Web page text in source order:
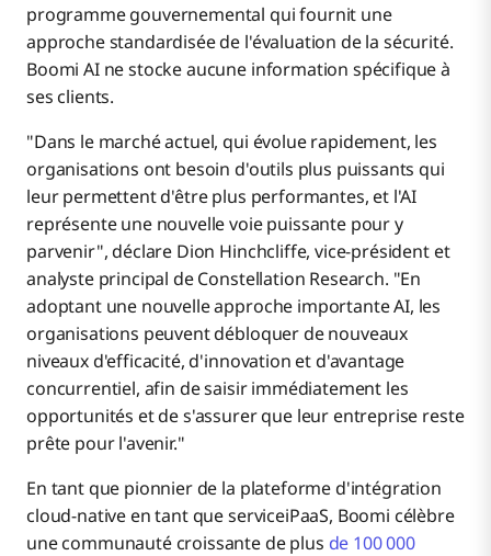
programme gouvernemental qui fournit une
approche standardisée de l'évaluation de la sécurité.
Boomi AI ne stocke aucune information spécifique à
ses clients.
"Dans le marché actuel, qui évolue rapidement, les
organisations ont besoin d'outils plus puissants qui
leur permettent d'être plus performantes, et l'AI
représente une nouvelle voie puissante pour y
parvenir", déclare Dion Hinchcliffe, vice-président et
analyste principal de Constellation Research. "En
adoptant une nouvelle approche importante AI, les
organisations peuvent débloquer de nouveaux
niveaux d'efficacité, d'innovation et d'avantage
concurrentiel, afin de saisir immédiatement les
opportunités et de s'assurer que leur entreprise reste
prête pour l'avenir."
En tant que pionnier de la plateforme d'intégration
cloud-native en tant que serviceiPaaS, Boomi célèbre
une communauté croissante de plus de 100 000